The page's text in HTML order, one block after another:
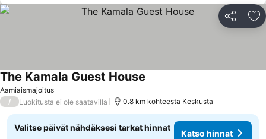
Jaa
Aamiaismajoitus
The Kamala Guest House
/ Luokitusta ei ole saatavilla 0.8 km kohteesta Keskusta
Valitse päivät nähdäksesi tarkat hinnat
Katso hinnat